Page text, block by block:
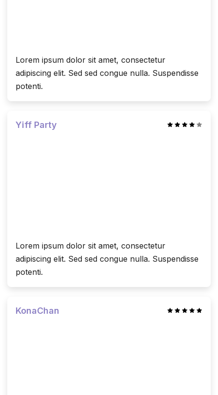
Lorem ipsum dolor sit amet, consectetur
adipiscing elit. Sed sed congue nulla. Suspendisse
potenti.
Yiff Party
Lorem ipsum dolor sit amet, consectetur
adipiscing elit. Sed sed congue nulla. Suspendisse
potenti.
KonaChan